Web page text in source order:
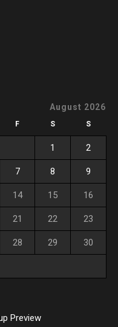
August 2026
F S S
1 2
7 8 9
14 15 16
21 22 23
28 29 30
Preview